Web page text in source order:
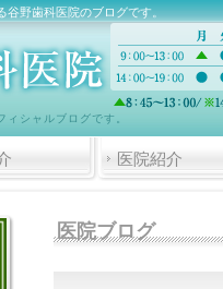
谷野歯科医院のブログです。
シャルブログです。
医院紹介
医院ブログ